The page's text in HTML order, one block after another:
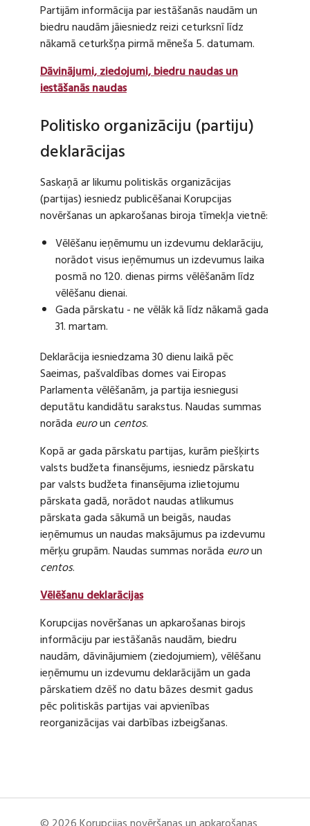
Partijām informācija par iestāšanās naudām un
biedru naudām jāiesniedz reizi ceturksnī līdz
nākamā ceturkšņa pirmā mēneša 5. datumam.
Dāvinājumi, ziedojumi, biedru naudas un
iestāšanās naudas
Politisko organizāciju (partiju)
deklarācijas
Saskaņā ar likumu politiskās organizācijas
(partijas) iesniedz publicēšanai Korupcijas
novēršanas un apkarošanas biroja tīmekļa vietnē:
Vēlēšanu ieņēmumu un izdevumu deklarāciju,
norādot visus ieņēmumus un izdevumus laika
posmā no 120. dienas pirms vēlēšanām līdz
vēlēšanu dienai.
Gada pārskatu - ne vēlāk kā līdz nākamā gada
31. martam.
Deklarācija iesniedzama 30 dienu laikā pēc
Saeimas, pašvaldības domes vai Eiropas
Parlamenta vēlēšanām, ja partija iesniegusi
deputātu kandidātu sarakstus. Naudas summas
norāda euroun centos.
Kopā ar gada pārskatu partijas, kurām piešķirts
valsts budžeta finansējums, iesniedz pārskatu
par valsts budžeta finansējuma izlietojumu
pārskata gadā, norādot naudas atlikumus
pārskata gada sākumā un beigās, naudas
ieņēmumus un naudas maksājumus pa izdevumu
mērķu grupām. Naudas summas norāda euroun
centos.
Vēlēšanu deklarācijas
Korupcijas novēršanas un apkarošanas birojs
informāciju par iestāšanās naudām, biedru
naudām, dāvinājumiem (ziedojumiem), vēlēšanu
ieņēmumu un izdevumu deklarācijām un gada
pārskatiem dzēš no datu bāzes desmit gadus
pēc politiskās partijas vai apvienības
reorganizācijas vai darbības izbeigšanas.